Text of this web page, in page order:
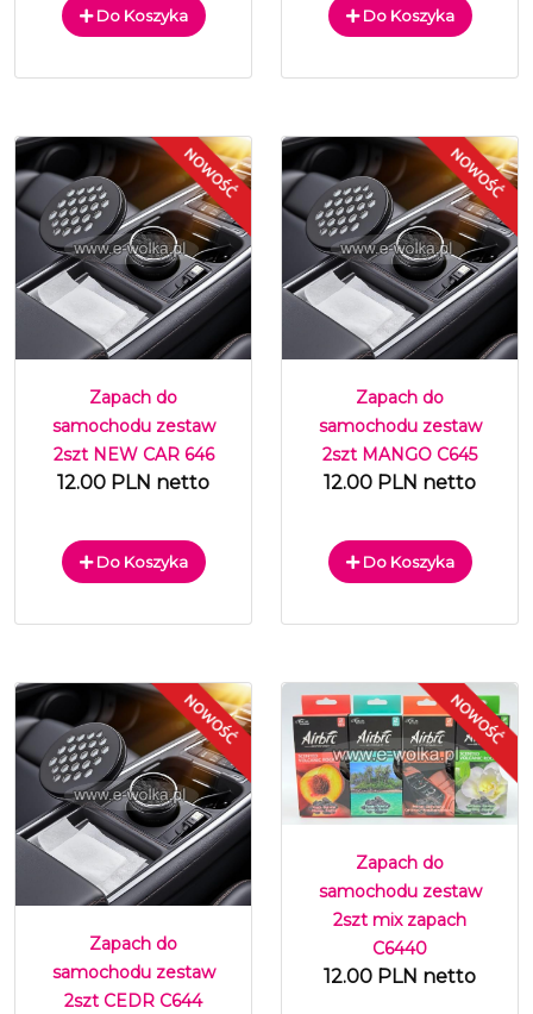
Do Koszyka Do Koszyka
Zapach do
samochodu zestaw
2szt NEW CAR 646
12.00 PLN netto
Do Koszyka
Zapach do
samochodu zestaw
2szt MANGO C645
12.00 PLN netto
Do Koszyka
Zapach do
samochodu zestaw
2szt CEDR C644
Zapach do
samochodu zestaw
2szt mix zapach
C6440
12.00 PLN netto